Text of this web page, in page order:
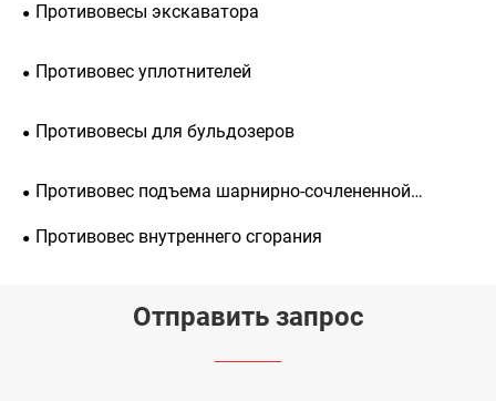
Противовесы экскаватора
Противовес уплотнителей
Противовесы для бульдозеров
Противовес подъема шарнирно-сочлененной
стрелы
Противовес внутреннего сгорания
Отправить запрос